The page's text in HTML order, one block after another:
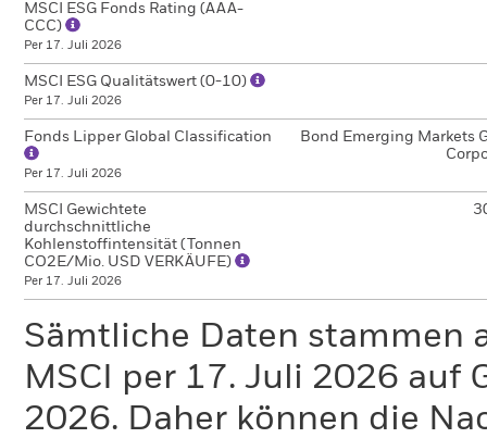
MSCI ESG Fonds Rating (AAA-
CCC)
Per 17. Juli 2026
MSCI ESG Qualitätswert (0-10)
Per 17. Juli 2026
Fonds Lipper Global Classification
Per 17. Juli 2026
Bond Emerging Markets
MSCI Gewichtete
durchschnittliche
Kohlenstoffintensität (Tonnen
CO2E/Mio. USD VERKÄUFE)
Per 17. Juli 2026
Sämtliche Daten stammen
MSCI per 17. Juli 2026 auf
2026. Daher können die